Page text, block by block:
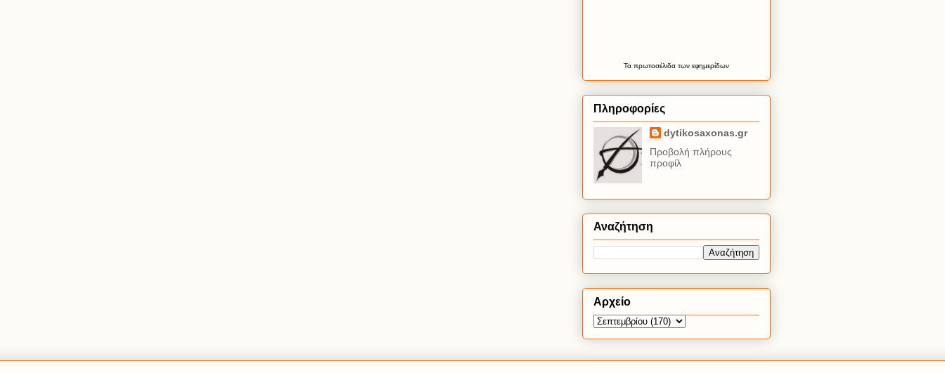
Τα πρωτοσέλιδατων εφημερίδων
Πληροφορίες
dytikosaxonas.gr
Προβολή πλήρους
προφίλ
Αναζήτηση
Αρχείο